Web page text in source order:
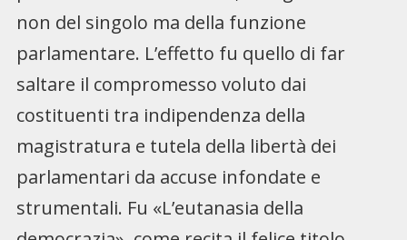
non del singolo ma della funzione
parlamentare. L’effetto fu quello di far
saltare il compromesso voluto dai
costituenti tra indipendenza della
magistratura e tutela della libertà dei
parlamentari da accuse infondate e
strumentali. Fu «L’eutanasia della